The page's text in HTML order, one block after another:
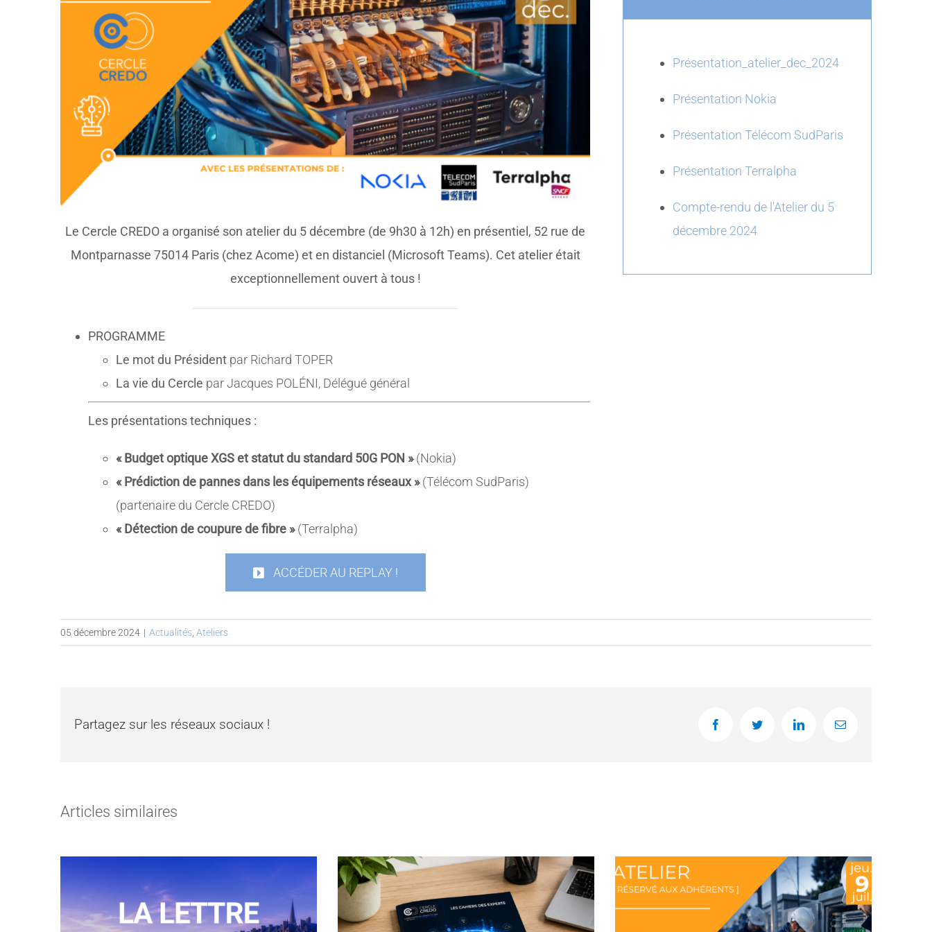
Le Cercle CREDO a organisé son atelier du 5 décembre (de 9h30 à 12h) en présentiel, 52 rue de
Montparnasse 75014 Paris (chez Acome) et en distanciel (Microsoft Teams). Cet atelier était
exceptionnellement ouvert à tous !
PROGRAMME
Le mot du Présidentpar Richard TOPER
La vie du Cercle par Jacques POLÉNI, Délégué général
Les présentations techniques :
« Budget optique XGS et statut du standard 50G PON »(Nokia)
« Prédiction de pannes dans les équipements réseaux »(Télécom SudParis)
(partenaire du Cercle CREDO)
« Détection de coupure de fibre »(Terralpha)
ACCÉDER AU REPLAY !
Présentation_atelier_dec_2024
Présentation Nokia
Présentation Télécom SudParis
Présentation Terralpha
Compte-rendu de l'Atelier du 5
décembre 2024
05 décembre 2024 | Actualités, Ateliers
Partagez sur les réseaux sociaux ! FacebookTwitter LinkedInEmail
Articles similaires